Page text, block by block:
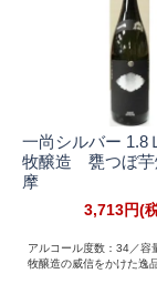
一尚シルバー
牧醸造 甕つぼ
摩
3,713円(
アルコール度数：34／容
牧醸造の威信をかけた逸